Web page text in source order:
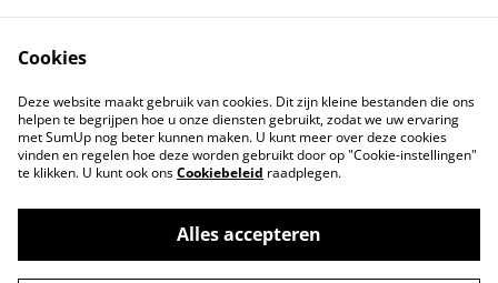
Contact
Voorwaarden
Privacybeleid
Cookiebeleid
©2026Lovelyhandmade
Cookies
Deze website maakt gebruik van cookies. Dit zijn kleine bestanden die ons
helpen te begrijpen hoe u onze diensten gebruikt, zodat we uw ervaring
met SumUp nog beter kunnen maken. U kunt meer over deze cookies
vinden en regelen hoe deze worden gebruikt door op "Cookie-instellingen"
te klikken. U kunt ook onsCookiebeleid raadplegen.
Alles accepteren